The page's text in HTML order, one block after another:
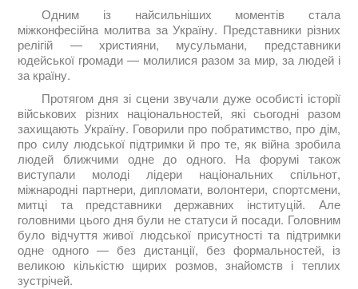
Одним із найсильніших моментів стала
міжконфесійна молитва за Україну. Представники різних
релігій — християни, мусульмани, представники
юдейської громади — молилися разом за мир, за людей і
за країну.
Протягом дня зі сцени звучали дуже особисті історії
військових різних національностей, які сьогодні разом
захищають Україну. Говорили про побратимство, про дім,
про силу людської підтримки й про те, як війна зробила
людей ближчими одне до одного. На форумі також
виступали молоді лідери національних спільнот,
міжнародні партнери, дипломати, волонтери, спортсмени,
митці та представники державних інституцій. Але
головними цього дня були не статуси й посади. Головним
було відчуття живої людської присутності та підтримки
одне одного — без дистанції, без формальностей, із
великою кількістю щирих розмов, знайомств і теплих
зустрічей.